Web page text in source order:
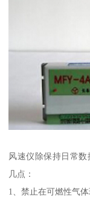
风速仪除保持日常
几点：
1、禁止在可燃性气